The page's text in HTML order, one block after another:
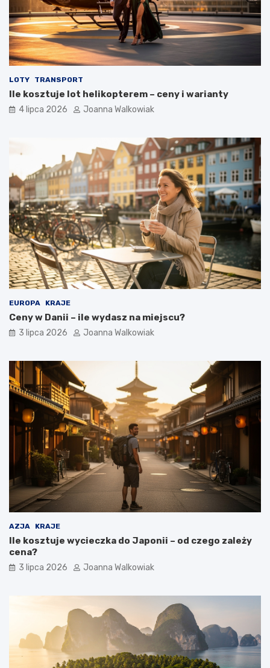
LOTY TRANSPORT
Ile kosztuje lot helikopterem – ceny i warianty
4 lipca 2026 Joanna Walkowiak
EUROPA KRAJE
Ceny w Danii – ile wydasz na miejscu?
3 lipca 2026 Joanna Walkowiak
AZJA KRAJE
Ile kosztuje wycieczka do Japonii – od czego zależy
cena?
3 lipca 2026 Joanna Walkowiak